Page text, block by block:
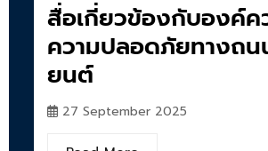
สื่อเกี่ยวข้องกับองค์ค
ความปลอดภัยทางถน
ยนต์
27 September 2025